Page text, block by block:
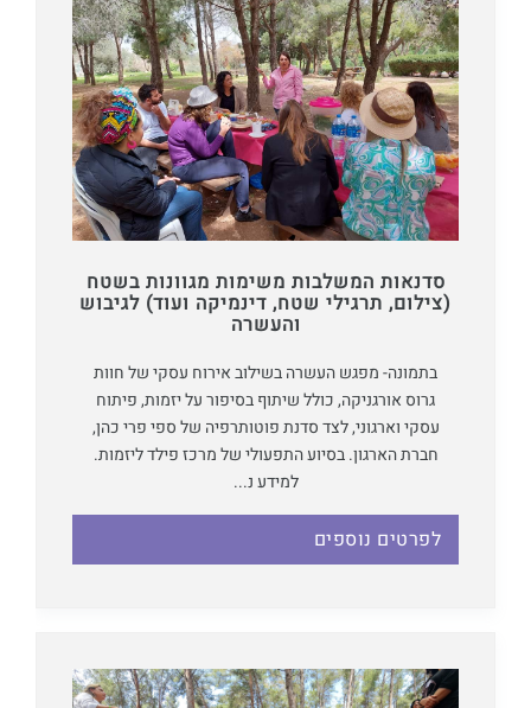
סדנאות המשלבות משימות מגוונות בשטח
(צילום, תרגילי שטח, דינמיקה ועוד) לגיבוש
והעשרה
בתמונה- מפגש העשרה בשילוב אירוח עסקי של חוות
גרוס אורגניקה, כולל שיתוף בסיפור על יזמות, פיתוח
עסקי וארגוני, לצד סדנת פוטותרפיה של ספי פרי כהן,
חברת הארגון. בסיוע התפעולי של מרכז פילד ליזמות.
למידע נ...
לפרטים נוספים